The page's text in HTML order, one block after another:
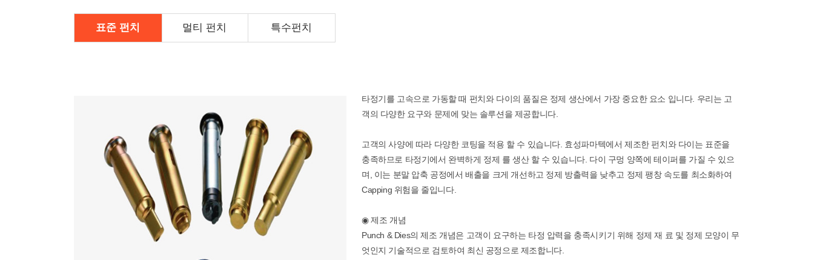
표준 펀치 멀티 펀치 특수펀치
타정기를 고속으로 가동할 때 펀치와 다이의 품질은 정제 생산에서 가장 중요한 요소 입니다. 우리는 고
객의 다양한 요구와 문제에 맞는 솔루션을 제공합니다.
고객의 사양에 따라 다양한 코팅을 적용 할 수 있습니다. 효성파마텍에서 제조한 펀치와 다이는 표준을
충족하므로 타정기에서 완벽하게 정제 를 생산 할 수 있습니다. 다이 구멍 양쪽에 테이퍼를 가질 수 있으
며, 이는 분말 압축 공정에서 배출을 크게 개선하고 정제 방출력을 낮추고 정제 팽창 속도를 최소화하여
Capping 위험을 줄입니다.
◉ 제조 개념
Punch & Dies의 제조 개념은 고객이 요구하는 타정 압력을 충족시키기 위해 정제 재 료 및 정제 모양이 무
엇인지 기술적으로 검토하여 최신 공정으로 제조합니다.